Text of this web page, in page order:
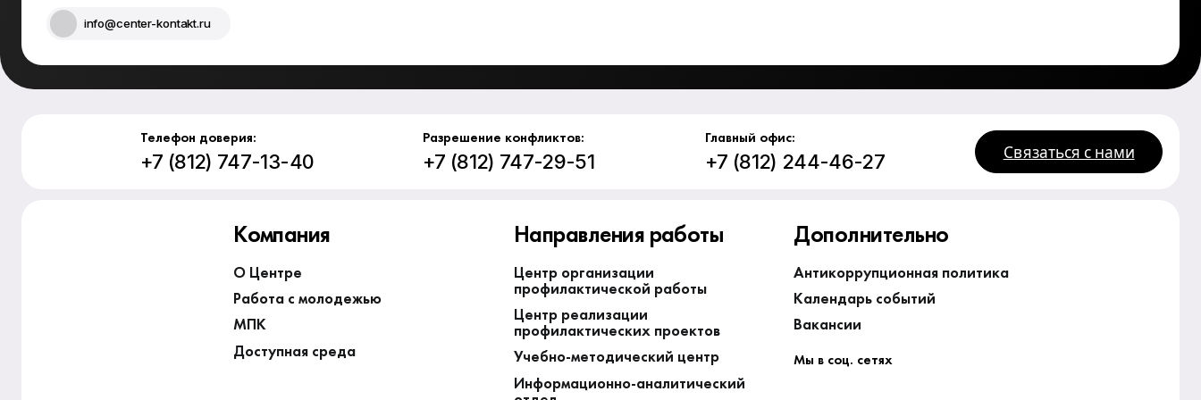
info@center-kontakt.ru
Связаться с нами
Телефон доверия:
+7 (812) 747-13-40
Разрешение конфликтов:
+7 (812) 747-29-51
Главный офис:
+7 (812) 244-46-27
Компания
О Центре
Работа с молодежью
МПК
Доступная среда
Направления работы
Центр организации
профилактической работы
Центр реализации
профилактических проектов
Учебно-методический центр
Информационно-аналитический
Дополнительно
Антикоррупционная политика
Календарь событий
Вакансии
Мы в соц. сетях